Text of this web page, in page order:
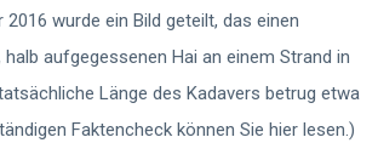
wurde ein Bild geteilt, das einen
halb aufgegessenen Hai an einem Strand in
Länge des Kadavers betrug etwa
Faktencheck können Sie hier lesen.)